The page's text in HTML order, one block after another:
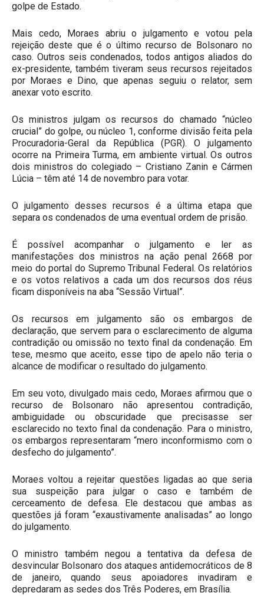
golpe de Estado.
Mais cedo, Moraes abriu o julgamento e votou pela
rejeição deste que é o último recurso de Bolsonaro no
caso. Outros seis condenados, todos antigos aliados do
ex-presidente, também tiveram seus recursos rejeitados
por Moraes e Dino, que apenas seguiu o relator, sem
anexar voto escrito.
Os ministros julgam os recursos do chamado “núcleo
crucial” do golpe, ou núcleo 1, conforme divisão feita pela
Procuradoria-Geral da República (PGR). O julgamento
ocorre na Primeira Turma, em ambiente virtual. Os outros
dois ministros do colegiado – Cristiano Zanin e Cármen
Lúcia – têm até 14 de novembro para votar.
O julgamento desses recursos é a última etapa que
separa os condenados de uma eventual ordem de prisão.
É possível acompanhar o julgamento e ler as
manifestações dos ministros na ação penal 2668 por
meio do portal do Supremo Tribunal Federal. Os relatórios
e os votos relativos a cada um dos recursos dos réus
ficam disponíveis na aba “Sessão Virtual”.
Os recursos em julgamento são os embargos de
declaração, que servem para o esclarecimento de alguma
contradição ou omissão no texto final da condenação. Em
tese, mesmo que aceito, esse tipo de apelo não teria o
alcance de modificar o resultado do julgamento.
Em seu voto, divulgado mais cedo, Moraes afirmou que o
recurso de Bolsonaro não apresentou contradição,
ambiguidade ou obscuridade que precisasse ser
esclarecido no texto final da condenação. Para o ministro,
os embargos representaram “mero inconformismo com o
desfecho do julgamento”.
Moraes voltou a rejeitar questões ligadas ao que seria
sua suspeição para julgar o caso e também de
cerceamento de defesa. Ele destacou que ambas as
questões já foram “exaustivamente analisadas” ao longo
do julgamento.
O ministro também negou a tentativa da defesa de
desvincular Bolsonaro dos ataques antidemocráticos de 8
de janeiro, quando seus apoiadores invadiram e
depredaram as sedes dos Três Poderes, em Brasília.